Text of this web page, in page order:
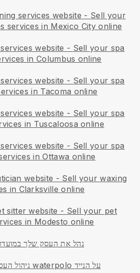
services website - Sell your
services in Mexico City online
website - Sell your spa
in Columbus online
website - Sell your spa
in Tacoma online
website - Sell your spa
in Tuscaloosa online
website - Sell your spa
in Ottawa online
website - Sell your waxing
in Clarksville online
sitter website - Sell your pet
in Modesto online
נהל את העסק שלך
ניהול העסק שלך מאמן waterpolo על הנייד